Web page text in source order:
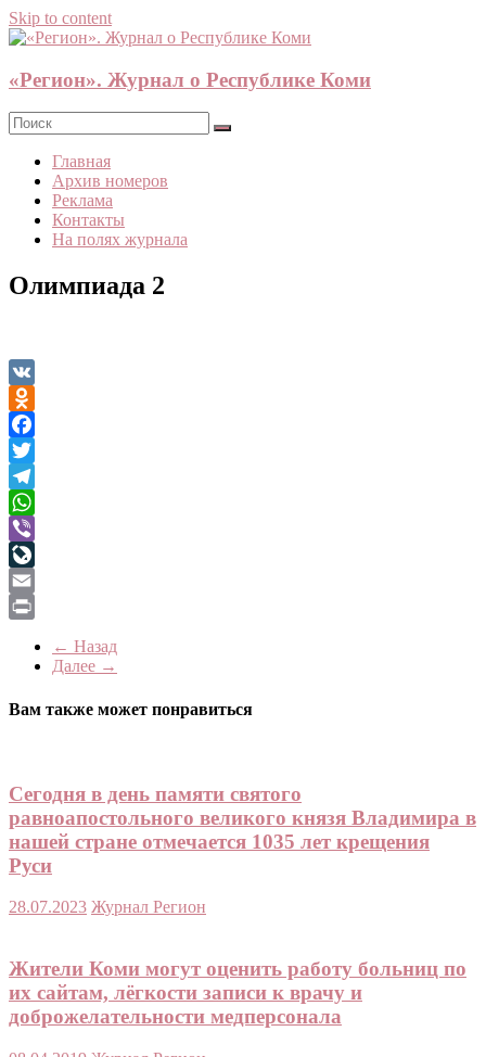
Skip to content
«Регион». Журнал о Республике Коми
Главная
Архив номеров
Реклама
Контакты
На полях журнала
Олимпиада 2
VK
Odnoklassniki
Facebook
Twitter
Telegram
WhatsApp
Viber
LiveJournal
Email
← Назад
Далее →
Вам также может понравиться
Сегодня в день памяти святого
равноапостольного великого князя Владимира в
нашей стране отмечается 1035 лет крещения
Руси
28.07.2023 Журнал Регион
Жители Коми могут оценить работу больниц по
их сайтам, лёгкости записи к врачу и
доброжелательности медперсонала